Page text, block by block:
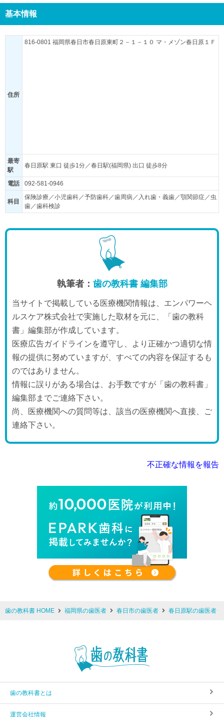
基本情報
住所
816-0801 福岡県春日市春日原東町２－１－１０ マ・メゾン春日原１Ｆ
最寄
駅
春日原駅 東口 徒歩1分／春日駅(福岡県) 出口 徒歩8分
電話 092-581-0946
科目
保険診療／小児歯科／予防歯科／歯周病／入れ歯・義歯／顎関節症／虫
歯／歯科検診
執筆者： 歯の教科書 編集部
当サイトで掲載している医療機関情報は、エンパワーヘ
ルスケア株式会社で実施した取材を元に、「歯の教科
書」編集部が作成しています。
医療広告ガイドラインを遵守し、より正確かつ適切な情
報の提供に努めていますが、すべての内容を保証するも
のではありません。
情報に誤りがある場合は、お手数ですが「歯の教科書」
編集部までご連絡下さい。
尚、医療機関への質問等は、該当の医療機関へ直接、ご
連絡下さい。
不正確な情報を報告
歯の教科書 HOME 福岡県の歯医者 春日市の歯医者 春日原駅の歯医者
歯の教科書とは
運営会社情報